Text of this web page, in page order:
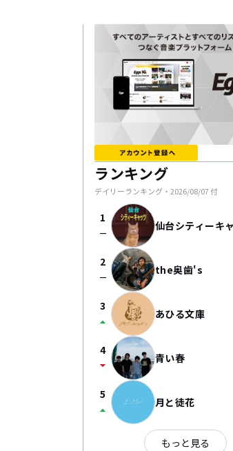
ランキング
デイリーランキング・ 2026/08/07付
1
check_indeterminate_small 仙台シティーキ
2
check_indeterminate_small the奥歯's
3
arrow_drop_up あひる文庫
4
arrow_drop_down 青い春
5
arrow_drop_up 月と徒花
もっと見る